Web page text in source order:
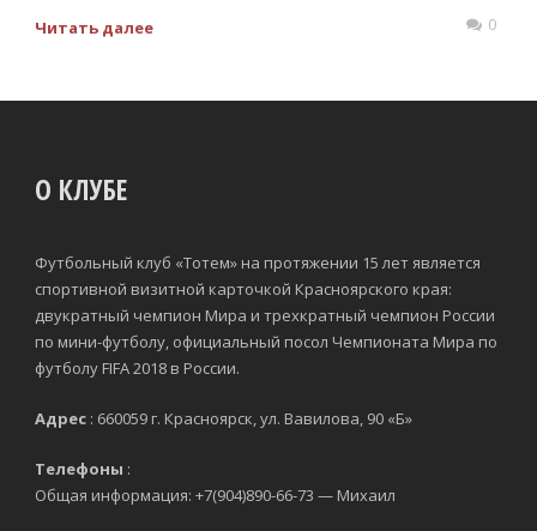
Читать далее 0
О КЛУБЕ
Футбольный клуб «Тотем» на протяжении 15 лет является
спортивной визитной карточкой Красноярского края:
двукратный чемпион Мира и трехкратный чемпион России
по мини-футболу, официальный посол Чемпионата Мира по
футболу FIFA 2018 в России.
Адрес : 660059 г. Красноярск, ул. Вавилова, 90 «Б»
Телефоны :
Общая информация: +7(904)890-66-73 — Михаил